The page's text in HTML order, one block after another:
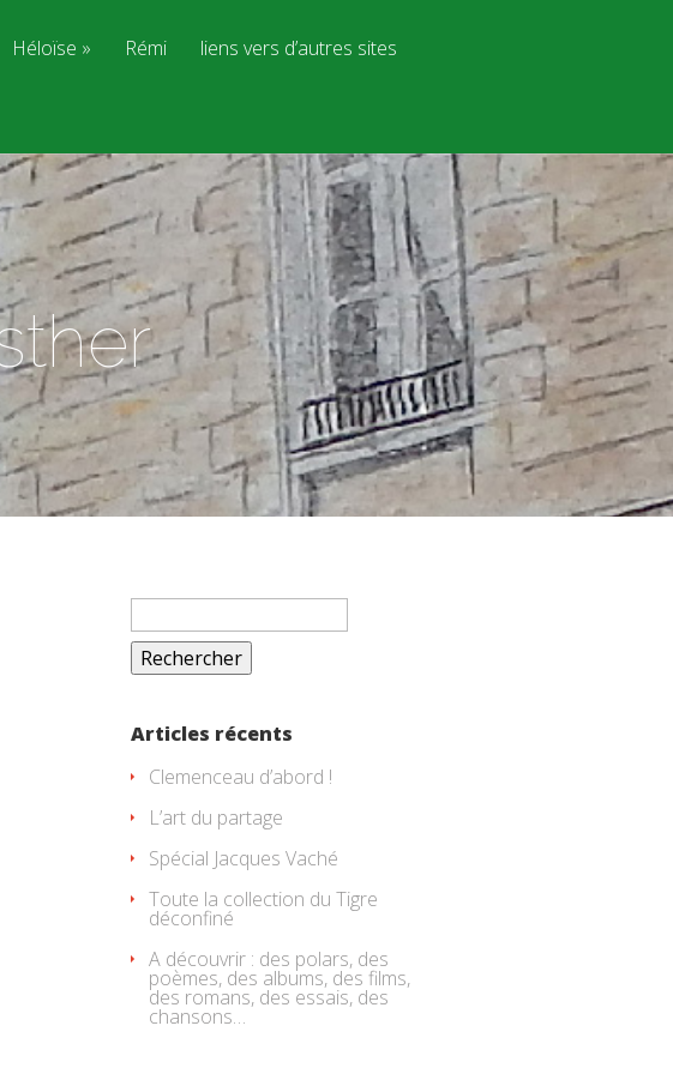
Héloïse Rémi liens vers d’autres sites
Rechercher :
Articles récents
Clemenceau d’abord !
L’art du partage
Spécial Jacques Vaché
Toute la collection du Tigre
déconfiné
A découvrir : des polars, des
poèmes, des albums, des films,
des romans, des essais, des
chansons…